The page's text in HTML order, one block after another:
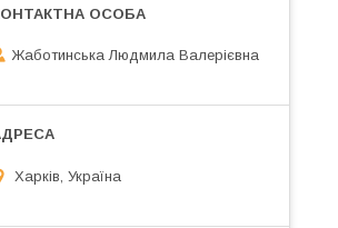
Жаботинська Людмила Валерієвна
Харків, Україна